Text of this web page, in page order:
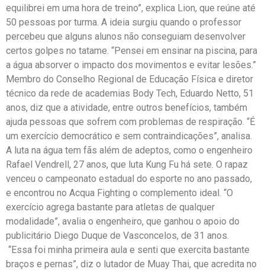
equilibrei em uma hora de treino”, explica Lion, que reúne até
50 pessoas por turma. A ideia surgiu quando o professor
percebeu que alguns alunos não conseguiam desenvolver
certos golpes no tatame. “Pensei em ensinar na piscina, para
a água absorver o impacto dos movimentos e evitar lesões.”
Membro do Conselho Regional de Educação Física e diretor
técnico da rede de academias Body Tech, Eduardo Netto, 51
anos, diz que a atividade, entre outros benefícios, também
ajuda pessoas que sofrem com problemas de respiração. “É
um exercício democrático e sem contraindicações”, analisa.
A luta na água tem fãs além de adeptos, como o engenheiro
Rafael Vendrell, 27 anos, que luta Kung Fu há sete. O rapaz
venceu o campeonato estadual do esporte no ano passado,
e encontrou no Acqua Fighting o complemento ideal. “O
exercício agrega bastante para atletas de qualquer
modalidade”, avalia o engenheiro, que ganhou o apoio do
publicitário Diego Duque de Vasconcelos, de 31 anos.
“Essa foi minha primeira aula e senti que exercita bastante
braços e pernas”, diz o lutador de Muay Thai, que acredita no